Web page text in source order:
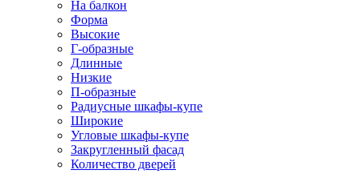
На балкон
Форма
Высокие
Г-образные
Длинные
Низкие
П-образные
Радиусные шкафы-купе
Широкие
Угловые шкафы-купе
Закругленный фасад
Количество дверей